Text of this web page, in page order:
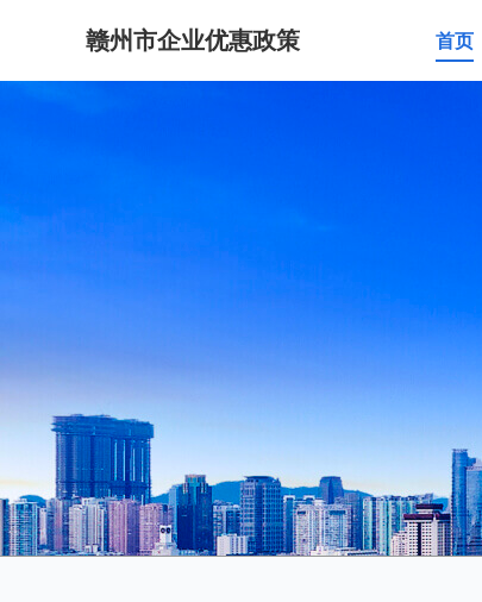
赣州市企业优惠政策 首页